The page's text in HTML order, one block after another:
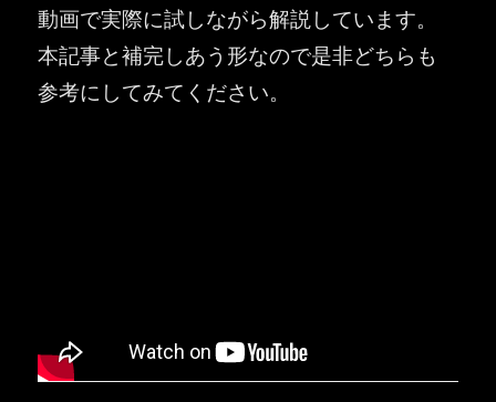
動画で実際に試しながら解説しています。
本記事と補完しあう形なので是非どちらも
参考にしてみてください。